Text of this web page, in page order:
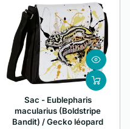
Le plus pertinent
Meilleures ventes
Alphabétique, de
A à Z
Alphabétique, de
Z à A
Prix: faible à élevé
Sac - Eublepharis
macularius (Boldstripe
Bandit) / Gecko léopard